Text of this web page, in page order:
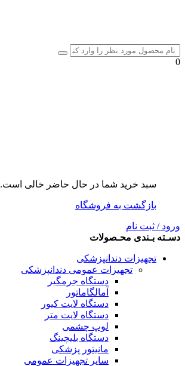
0
سبد خرید شما در حال حاضر خالی است.
بازگشت به فروشگاه
ورود / ثبت نام
دسـته بـندی محـصولات
تجهیزات دندانپزشکی
تجهیزات عمومی دندانپزشکی
دستگاه جرمگیر
آمالگاماتور
دستگاه لایت کیور
دستگاه لایت متر
لوپ چشمی
دستگاه بلیچینگ
مانیتور پزشکی
سایر تجهیزات عمومی